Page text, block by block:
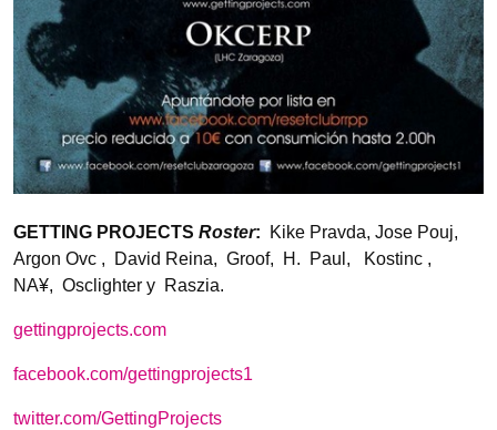
GETTING PROJECTS Roster: Kike Pravda, Jose Pouj,
Argon Ovc , David Reina, Groof, H. Paul, Kostinc ,
NA¥, Osclighter y Raszia.
gettingprojects.com
facebook.com/gettingprojects1
twitter.com/GettingProjects